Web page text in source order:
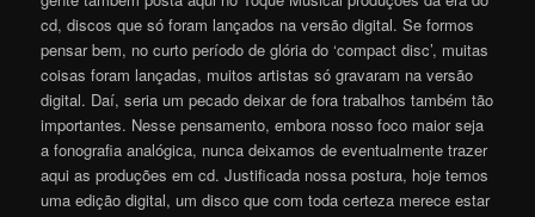
cd, discos que só foram lançados na versão digital. Se formos
pensar bem, no curto período de glória do ‘compact disc’, muitas
coisas foram lançadas, muitos artistas só gravaram na versão
digital. Daí, seria um pecado deixar de fora trabalhos também tão
importantes. Nesse pensamento, embora nosso foco maior seja
a fonografia analógica, nunca deixamos de eventualmente trazer
aqui as produções em cd. Justificada nossa postura, hoje temos
uma edição digital, um disco que com toda certeza merece estar